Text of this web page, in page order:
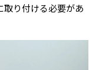
取り付ける必要があ